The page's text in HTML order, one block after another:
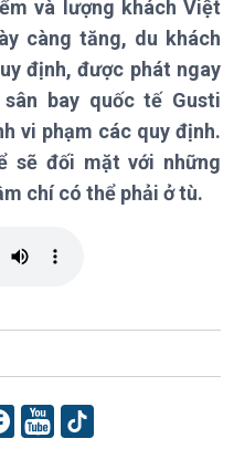
Tin thế giới
Vấn đề quốc tế
Hồ sơ sự kiện quốc tế
Thế giới & Việt Nam
Biên cương - Một dải vững
bền
Nông nghiệp & Biển đảo
Mùa vàng
đảo
Tìm hiểu biển, đảo Việt
và lượng khách Việt
càng tăng, du khách
định, được phát ngay
bay quốc tế Gusti
vi phạm các quy định.
sẽ đối mặt với những
chí có thể phải ở tù.